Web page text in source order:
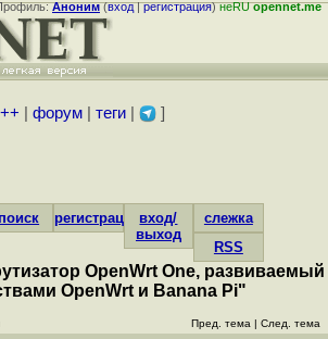
Аноним(вход|регистрация)неRUopennet.me
форум| теги| ]
поиск регистрациявход/
выход
слежка
RSS
OpenWrt One, развиваемый
OpenWrt и Banana Pi"
Пред. тема | След. тема